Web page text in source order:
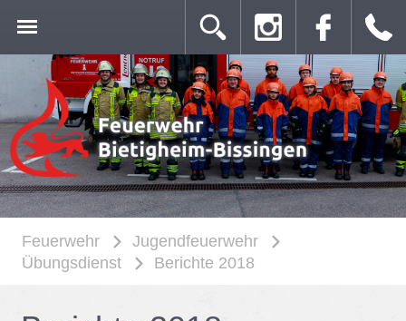
Feuerwehr
Jugendfeuerwehr
Übungsdienst
Berichte 2018